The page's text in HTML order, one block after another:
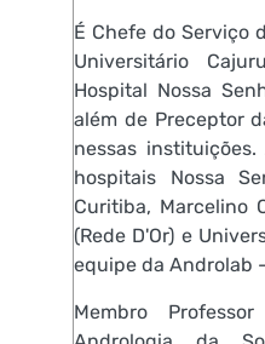
É Chefe do Serviço
Universitário
Hospital Nossa
além de Preceptor
nessas
hospitais Nossa
Curitiba, Marcelino
(Rede D'Or) e
equipe da Androlab
Membro